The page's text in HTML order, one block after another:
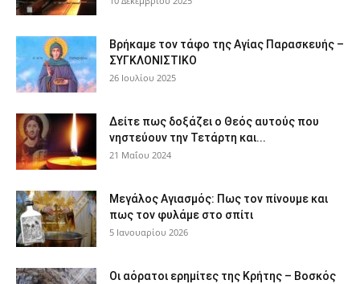
Βρήκαμε τον τάφο της Αγίας Παρασκευής –
ΣΥΓΚΛΟΝΙΣΤΙΚΟ
26 Ιουλίου 2025
Δείτε πως δοξάζει ο Θεός αυτούς που
νηστεύουν την Τετάρτη και...
21 Μαΐου 2024
Μεγάλος Αγιασμός: Πως τον πίνουμε και
πως τον φυλάμε στο σπίτι
5 Ιανουαρίου 2026
Οι αόρατοι ερημίτες της Κρήτης – Βοσκός